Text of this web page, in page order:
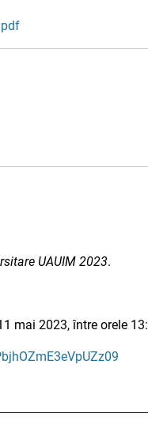
UAUIM 2023.
mai 2023, între orele